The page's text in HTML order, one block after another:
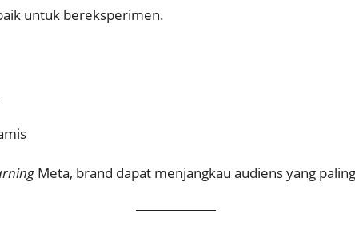
untuk bereksperimen.
Meta, brand dapat menjangkau audiens yang